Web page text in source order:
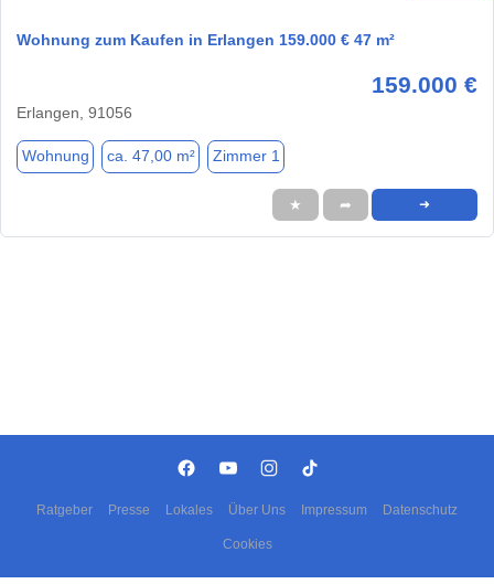
Wohnung zum Kaufen in Erlangen 159.000 € 47 m²
159.000 €
Erlangen, 91056
Wohnung ca. 47,00 m² Zimmer 1
★ ➦ ➜
Ratgeber Presse Lokales Über Uns Impressum Datenschutz
Cookies